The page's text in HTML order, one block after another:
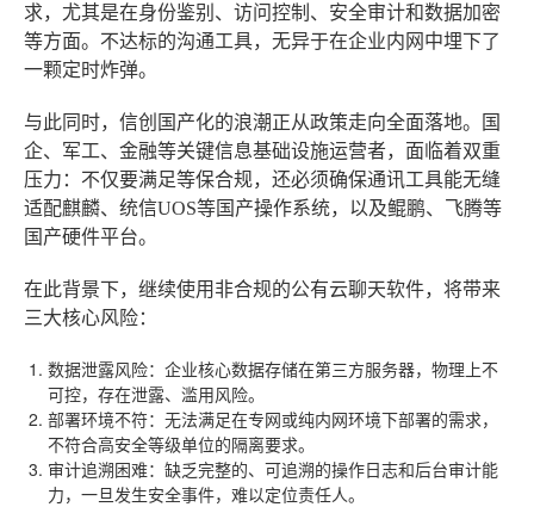
求，尤其是在身份鉴别、访问控制、安全审计和数据加密
等方面。不达标的沟通工具，无异于在企业内网中埋下了
一颗定时炸弹。
与此同时，信创国产化的浪潮正从政策走向全面落地。国
企、军工、金融等关键信息基础设施运营者，面临着双重
压力：不仅要满足等保合规，还必须确保通讯工具能无缝
适配麒麟、统信UOS等国产操作系统，以及鲲鹏、飞腾等
国产硬件平台。
在此背景下，继续使用非合规的公有云聊天软件，将带来
三大核心风险：
数据泄露风险：企业核心数据存储在第三方服务器，物理上不
可控，存在泄露、滥用风险。
部署环境不符：无法满足在专网或纯内网环境下部署的需求，
不符合高安全等级单位的隔离要求。
审计追溯困难：缺乏完整的、可追溯的操作日志和后台审计能
力，一旦发生安全事件，难以定位责任人。